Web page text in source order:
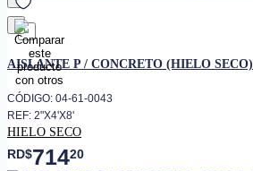
favorito
AISLANTE P / CONCRETO (HIELO SECO)
CÓDIGO: 04-61-0043
REF: 2"X4'X8'
HIELO SECO
RD$71420